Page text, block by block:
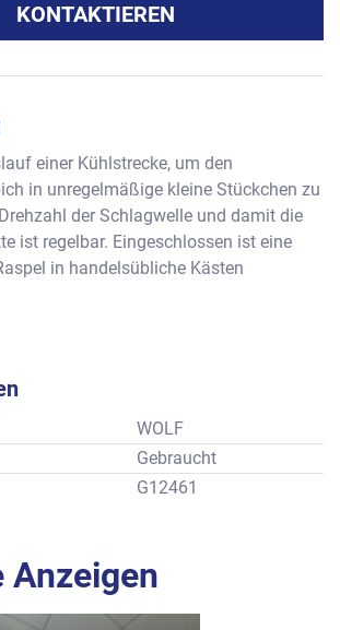
KONTAKTIEREN
einer Kühlstrecke, um den
in unregelmäßige kleine Stückchen zu
der Schlagwelle und damit die
ist regelbar. Eingeschlossen ist eine
in handelsübliche Kästen
circa 300 mm Arbeitsbreite für
WOLF
Gebraucht
G12461
Anzeigen